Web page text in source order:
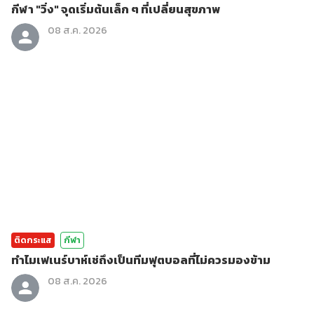
กีฬา "วิ่ง" จุดเริ่มต้นเล็ก ๆ ที่เปลี่ยนสุขภาพ
08 ส.ค. 2026
ติดกระแส กีฬา
ทำไมเฟเนร์บาห์เช่ถึงเป็นทีมฟุตบอลที่ไม่ควรมองข้าม
08 ส.ค. 2026